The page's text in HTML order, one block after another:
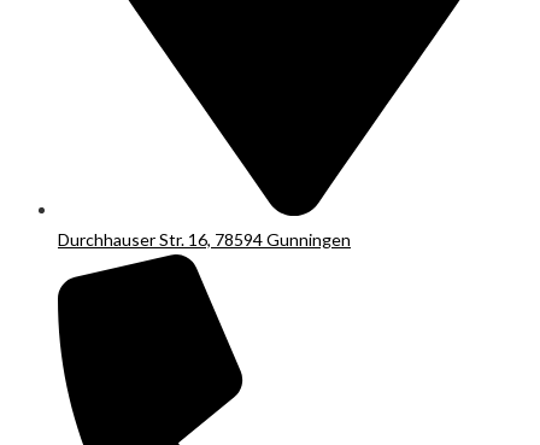
Durchhauser Str. 16, 78594 Gunningen